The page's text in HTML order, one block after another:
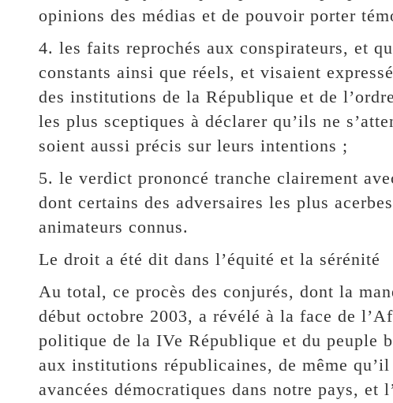
opinions des médias et de pouvoir porter
4. les faits reprochés aux conspirateurs, et
constants ainsi que réels, et visaient
des institutions de la République et de
les plus sceptiques à déclarer qu’ils ne
soient aussi précis sur leurs intentions ;
5. le verdict prononcé tranche clairement
dont certains des adversaires les plus
animateurs connus.
Le droit a été dit dans l’équité et la sérénité
Au total, ce procès des conjurés, dont la
début octobre 2003, a révélé à la face de
politique de la IVe République et du peuple
aux institutions républicaines, de même
avancées démocratiques dans notre pays, et